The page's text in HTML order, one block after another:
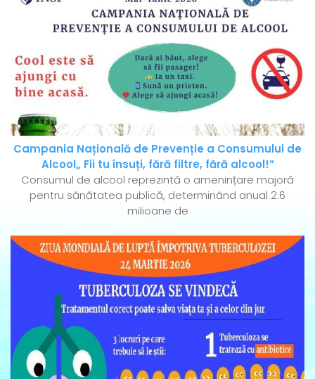
Campania Națională de Prevenție a Consumului de
Alcool„ Fii tu însuți, fără filtre, fără alcool!”
Consumul de alcool reprezintă o amenințare majoră
pentru sănătatea publică, determinând anual 2.6
milioane de